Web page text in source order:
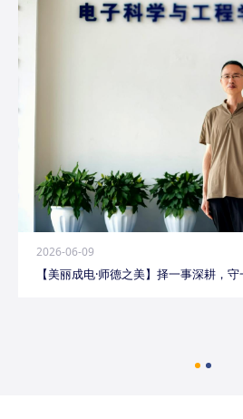
2026-06-09
【美丽成电·师德之美】择一事深耕，守